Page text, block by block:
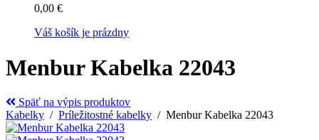
0,00 €
Váš košík je prázdny
Menbur Kabelka 22043
Späť na výpis produktov
Kabelky / Príležitostné kabelky / Menbur Kabelka 22043